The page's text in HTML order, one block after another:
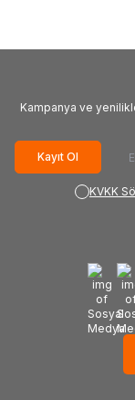
Kampanya ve
Kayıt Ol
KVKK